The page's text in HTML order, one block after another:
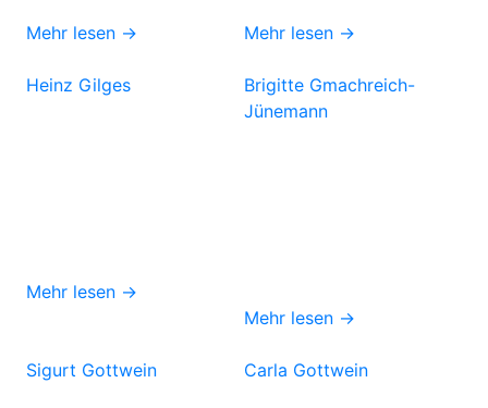
Mehr lesen → Mehr lesen →
Heinz Gilges
Mehr lesen →
Brigitte Gmachreich-
Jünemann
Mehr lesen →
Sigurt Gottwein Carla Gottwein